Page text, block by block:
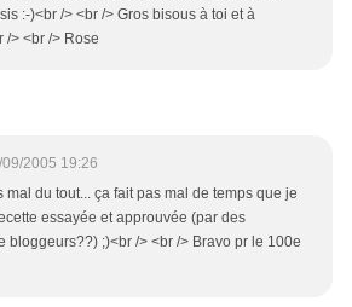
:-)<br /> <br /> Gros bisous à toi et à
/> <br /> Rose
09/2005 19:26
mal du tout... ça fait pas mal de temps que je
essayée et approuvée (par des
bloggeurs??) ;)<br /> <br /> Bravo pr le 100e